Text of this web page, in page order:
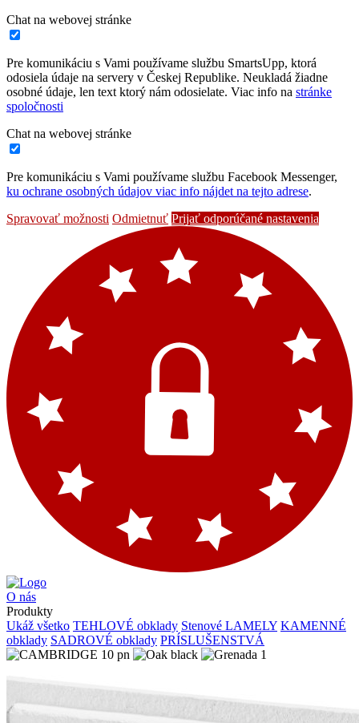
Chat na webovej stránke
Pre komunikáciu s Vami používame službu SmartsUpp, ktorá
odosiela údaje na servery v Českej Republike. Neukladá žiadne
osobné údaje, len text ktorý nám odosielate. Viac info na stránke
spoločnosti
Chat na webovej stránke
Pre komunikáciu s Vami používame službu Facebook Messenger,
ku ochrane osobných údajov viac info nájdet na tejto adrese.
Spravovať možnosti Odmietnuť Prijať odporúčané nastavenia
O nás
Produkty
Ukáž všetko TEHLOVÉ obklady Stenové LAMELY KAMENNÉ
obklady SADROVÉ obklady PRÍSLUŠENSTVÁ